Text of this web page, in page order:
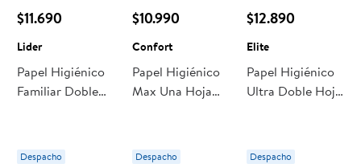
$11.690
Lider
Papel Higiénico
Familiar Doble
Despacho
$10.990
Confort
Papel Higiénico
Max Una Hoja
Despacho
$12.890
Elite
Papel Higiénico
Ultra Doble Hoja
Despacho